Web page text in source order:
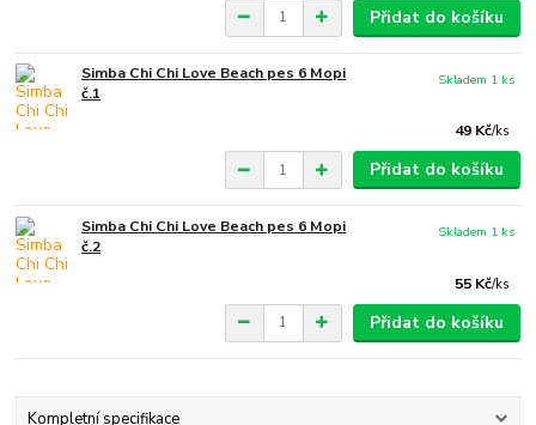
Přidat do košíku
Simba Chi Chi Love Beach pes 6 Mopi
č.1
49 Kč/ks
Skladem 1 ks
Přidat do košíku
Simba Chi Chi Love Beach pes 6 Mopi
č.2
55 Kč/ks
Skladem 1 ks
Přidat do košíku
Kompletní specifikace